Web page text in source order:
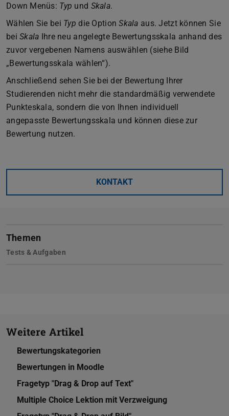
Down Menüs: Typ und Skala.
Wählen Sie bei Typ die OptionSkala aus. Jetzt können Sie
beiSkala Ihre neu angelegte Bewertungsskala anhand des
zuvor vergebenen Namens auswählen (siehe Bild
„Bewertungsskala wählen“).
Anschließend sehen Sie bei der Bewertung Ihrer
Studierenden nicht mehr die standardmäßig verwendete
Punkteskala, sondern die von Ihnen individuell
angepasste Bewertungsskala und können diese zur
Bewertung nutzen.
KONTAKT
Themen
Tests & Aufgaben
Weitere Artikel
Bewertungskategorien
Bewertungen in Moodle
Fragetyp "Drag & Drop auf Text"
Multiple Choice Lektion mit Verzweigung